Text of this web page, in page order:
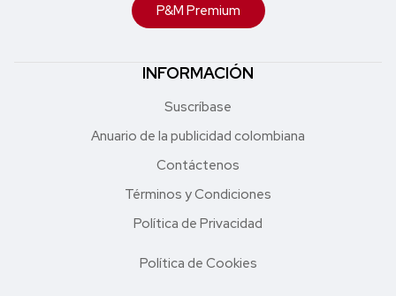
P&M Premium
INFORMACIÓN
Suscríbase
Anuario de la publicidad colombiana
Contáctenos
Términos y Condiciones
Política de Privacidad
Política de Cookies